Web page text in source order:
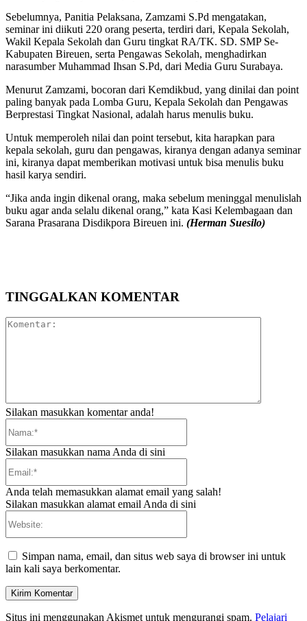
Sebelumnya, Panitia Pelaksana, Zamzami S.Pd mengatakan,
seminar ini diikuti 220 orang peserta, terdiri dari, Kepala Sekolah,
Wakil Kepala Sekolah dan Guru tingkat RA/TK. SD. SMP Se-
Kabupaten Bireuen, serta Pengawas Sekolah, menghadirkan
narasumber Muhammad Ihsan S.Pd, dari Media Guru Surabaya.
Menurut Zamzami, bocoran dari Kemdikbud, yang dinilai dan point
paling banyak pada Lomba Guru, Kepala Sekolah dan Pengawas
Berprestasi Tingkat Nasional, adalah harus menulis buku.
Untuk memperoleh nilai dan point tersebut, kita harapkan para
kepala sekolah, guru dan pengawas, kiranya dengan adanya seminar
ini, kiranya dapat memberikan motivasi untuk bisa menulis buku
hasil karya sendiri.
“Jika anda ingin dikenal orang, maka sebelum meninggal menulislah
buku agar anda selalu dikenal orang,” kata Kasi Kelembagaan dan
Sarana Prasarana Disdikpora Bireuen ini. (Herman Suesilo)
TINGGALKAN KOMENTAR
Silakan masukkan komentar anda!
Silakan masukkan nama Anda di sini
Anda telah memasukkan alamat email yang salah!
Silakan masukkan alamat email Anda di sini
Simpan nama, email, dan situs web saya di browser ini untuk
lain kali saya berkomentar.
Situs ini menggunakan Akismet untuk mengurangi spam. Pelajari